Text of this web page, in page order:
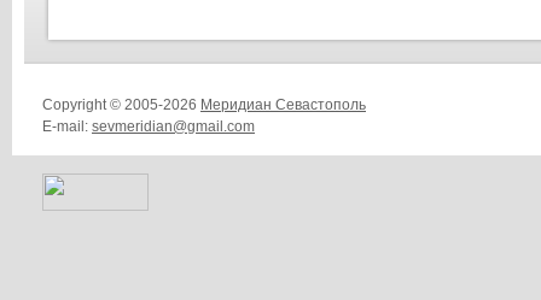
Copyright © 2005-2026 Меридиан Севастополь
E-mail: sevmeridian@gmail.com